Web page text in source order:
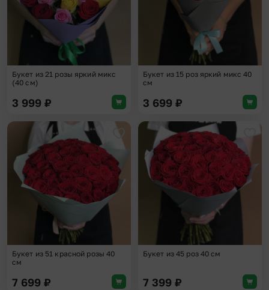
Букет из 21 розы яркий микс
(40 см)
3 999 ₽
Букет из 15 роз яркий микс 40
см
3 699 ₽
Добавить в избранное
Букет из 51 красной розы 40
см
7 699 ₽
Букет из 45 роз 40 см
7 399 ₽